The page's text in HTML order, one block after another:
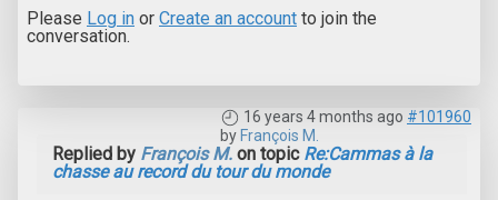
Please Log in or Create an account to join the
conversation.
16 years 4 months ago #101960
by François M.
Replied by François M. on topic Re:Cammas à la
chasse au record du tour du monde